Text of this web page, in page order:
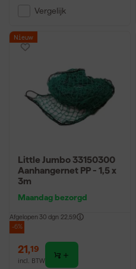
Vergelijk
Nieuw
Little Jumbo 33150300
Aanhangernet PP - 1,5 x
3m
Maandag bezorgd
Afgelopen 30 dgn 22,59
-6%
21,19
incl. BTW